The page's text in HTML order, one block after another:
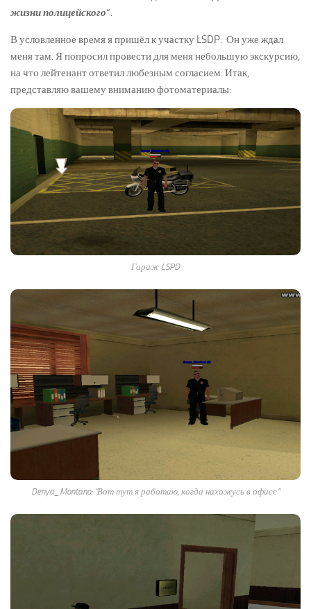
жизни полицейского“.
В условленное время я пришёл к участку LSDP. Он уже ждал
меня там. Я попросил провести для меня небольшую экскурсию,
на что лейтенант ответил любезным согласием. Итак,
представляю вашему вниманию фотоматериалы:
Гараж LSPD
Denya_Montano: “Вот тут я работаю, когда нахожусь в офисе”